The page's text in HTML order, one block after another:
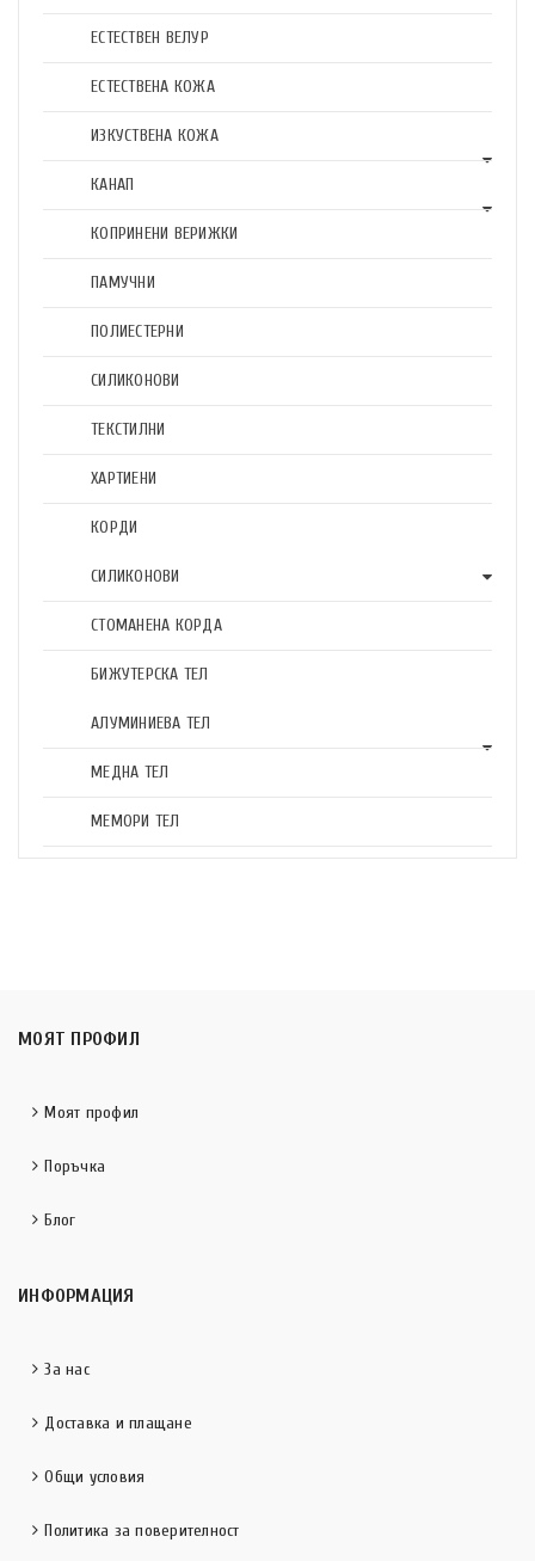
ЕСТЕСТВЕН ВЕЛУР
ЕСТЕСТВЕНА КОЖА
ИЗКУСТВЕНА КОЖА
КАНАП
КОПРИНЕНИ ВЕРИЖКИ
ПАМУЧНИ
ПОЛИЕСТЕРНИ
СИЛИКОНОВИ
ТЕКСТИЛНИ
ХАРТИЕНИ
КОРДИ
СИЛИКОНОВИ
СТОМАНЕНА КОРДА
БИЖУТЕРСКА ТЕЛ
АЛУМИНИЕВА ТЕЛ
МЕДНА ТЕЛ
МЕМОРИ ТЕЛ
МОЯТ ПРОФИЛ
Моят профил
Поръчка
Блог
ИНФОРМАЦИЯ
За нас
Доставка и плащане
Общи условия
Политика за поверителност